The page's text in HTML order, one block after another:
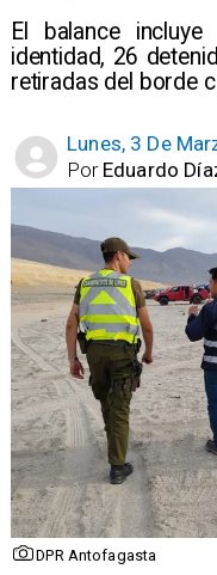
El balance
identidad, 26
retiradas del borde
Lunes, 3 De
Eduardo
Por
DPR Antofagasta